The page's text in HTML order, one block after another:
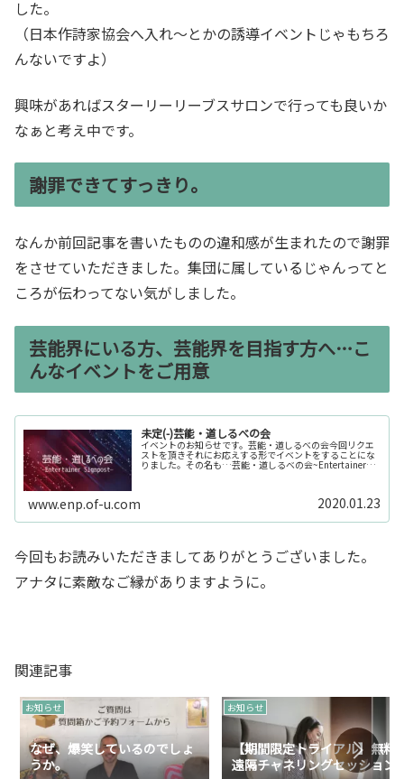
した。
（日本作詩家協会へ入れ～とかの誘導イベントじゃもちろ
んないですよ）
興味があればスターリーリーブスサロンで行っても良いか
なぁと考え中です。
謝罪できてすっきり。
なんか前回記事を書いたものの違和感が生まれたので謝罪
をさせていただきました。集団に属しているじゃんってと
ころが伝わってない気がしました。
芸能界にいる方、芸能界を目指す方へ…こ
んなイベントをご用意
未定(-)芸能・道しるべの会
イベントのお知らせです。芸能・道しるべの会今回リクエ
ストを頂きそれにお応えする形でイベントをすることにな
りました。その名も…芸能・道しるべの会~Entertainer
www.enp.of-u.com 2020.01.23
今回もお読みいただきましてありがとうございました。
アナタに素敵なご縁がありますように。
関連記事
お知らせ
なぜ、爆笑しているのでしょ
うか。
お知らせ
【期間限定トライアル】無料
遠隔チャネリングセッション